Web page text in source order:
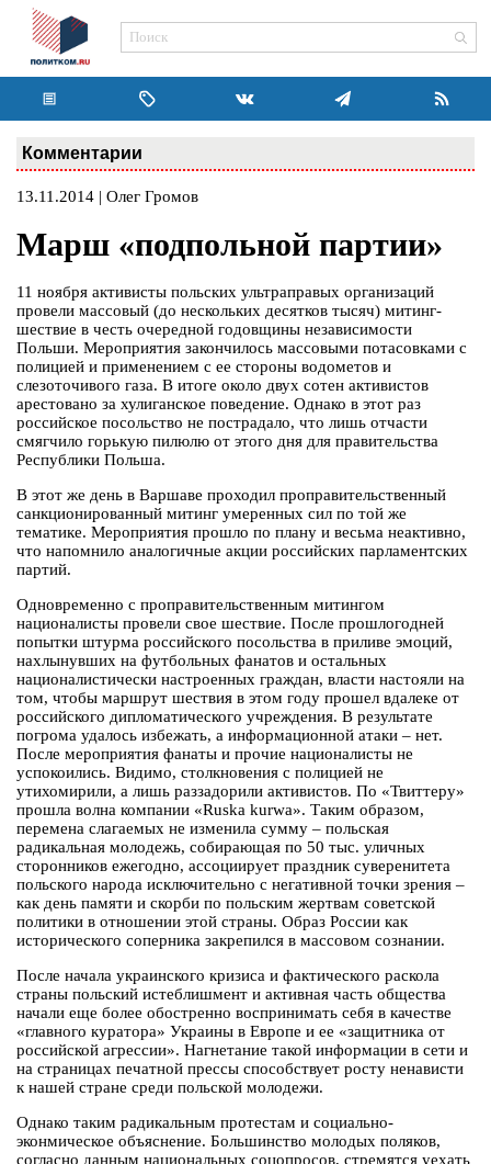
Комментарии
13.11.2014 | Олег Громов
Марш «подпольной партии»
11 ноября активисты польских ультраправых организаций
провели массовый (до нескольких десятков тысяч) митинг-
шествие в честь очередной годовщины независимости
Польши. Мероприятия закончилось массовыми потасовками с
полицией и применением с ее стороны водометов и
слезоточивого газа. В итоге около двух сотен активистов
арестовано за хулиганское поведение. Однако в этот раз
российское посольство не пострадало, что лишь отчасти
смягчило горькую пилюлю от этого дня для правительства
Республики Польша.
В этот же день в Варшаве проходил проправительственный
санкционированный митинг умеренных сил по той же
тематике. Мероприятия прошло по плану и весьма неактивно,
что напомнило аналогичные акции российских парламентских
партий.
Одновременно с проправительственным митингом
националисты провели свое шествие. После прошлогодней
попытки штурма российского посольства в приливе эмоций,
нахлынувших на футбольных фанатов и остальных
националистически настроенных граждан, власти настояли на
том, чтобы маршрут шествия в этом году прошел вдалеке от
российского дипломатического учреждения. В результате
погрома удалось избежать, а информационной атаки – нет.
После мероприятия фанаты и прочие националисты не
успокоились. Видимо, столкновения с полицией не
утихомирили, а лишь раззадорили активистов. По «Твиттеру»
прошла волна компании «Ruska kurwa». Таким образом,
перемена слагаемых не изменила сумму – польская
радикальная молодежь, собирающая по 50 тыс. уличных
сторонников ежегодно, ассоциирует праздник суверенитета
польского народа исключительно с негативной точки зрения –
как день памяти и скорби по польским жертвам советской
политики в отношении этой страны. Образ России как
исторического соперника закрепился в массовом сознании.
После начала украинского кризиса и фактического раскола
страны польский истеблишмент и активная часть общества
начали еще более обостренно воспринимать себя в качестве
«главного куратора» Украины в Европе и ее «защитника от
российской агрессии». Нагнетание такой информации в сети и
на страницах печатной прессы способствует росту ненависти
к нашей стране среди польской молодежи.
Однако таким радикальным протестам и социально-
эконмическое объяснение. Большинство молодых поляков,
согласно данным национальных соцопросов, стремятся уехать